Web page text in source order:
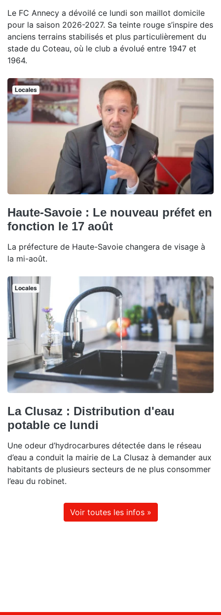
Le FC Annecy a dévoilé ce lundi son maillot domicile
pour la saison 2026-2027. Sa teinte rouge s’inspire des
anciens terrains stabilisés et plus particulièrement du
stade du Coteau, où le club a évolué entre 1947 et
1964.
Locales
Haute-Savoie : Le nouveau préfet en
fonction le 17 août
La préfecture de Haute-Savoie changera de visage à
la mi-août.
Locales
La Clusaz : Distribution d'eau
potable ce lundi
Une odeur d’hydrocarbures détectée dans le réseau
d’eau a conduit la mairie de La Clusaz à demander aux
habitants de plusieurs secteurs de ne plus consommer
l’eau du robinet.
Voir toutes les infos »